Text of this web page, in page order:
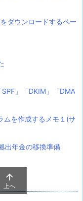
ダウンロードするペー
」「DKIM」「DMA
ムを作成するメモ１(サ
出年金の移換準備

上へ